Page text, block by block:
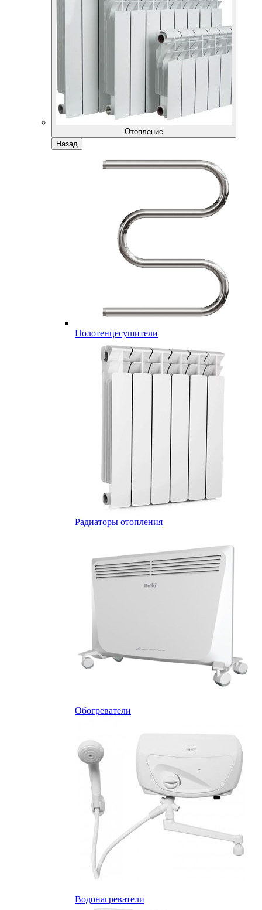
Отопление
Назад
Полотенцесушители
Радиаторы отопления
Обогреватели
Водонагреватели